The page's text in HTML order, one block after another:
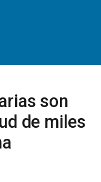
son
de miles